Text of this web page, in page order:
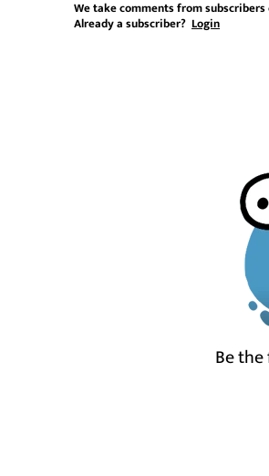
We take comments from subscribers
Already a subscriber? Login
Be